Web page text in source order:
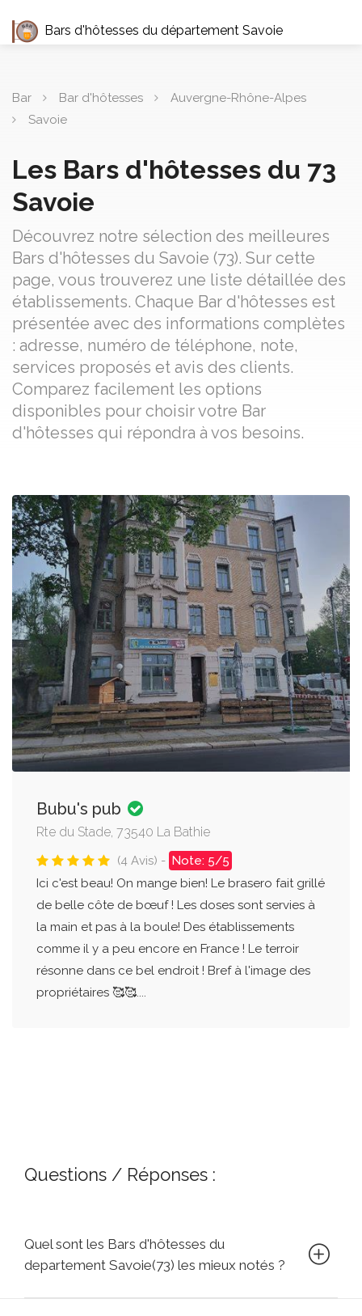
Bars d'hôtesses du département Savoie
Bar Bar d'hôtesses
Auvergne-Rhône-Alpes
Savoie
Les Bars d'hôtesses du 73
Savoie
Découvrez notre sélection des meilleures
Bars d'hôtesses du Savoie (73). Sur cette
page, vous trouverez une liste détaillée des
établissements. Chaque Bar d'hôtesses est
présentée avec des informations complètes
: adresse, numéro de téléphone, note,
services proposés et avis des clients.
Comparez facilement les options
disponibles pour choisir votre Bar
d'hôtesses qui répondra à vos besoins.
Bubu's pub
Rte du Stade, 73540 La Bathie
(4 Avis) - Note: 5/5
Ici c'est beau! On mange bien! Le brasero fait grillé
de belle côte de bœuf ! Les doses sont servies à
la main et pas à la boule! Des établissements
comme il y a peu encore en France ! Le terroir
résonne dans ce bel endroit ! Bref à l'image des
propriétaires 🥰🥰....
Questions / Réponses :
Quel sont les Bars d'hôtesses du
departement Savoie(73) les mieux notés ?